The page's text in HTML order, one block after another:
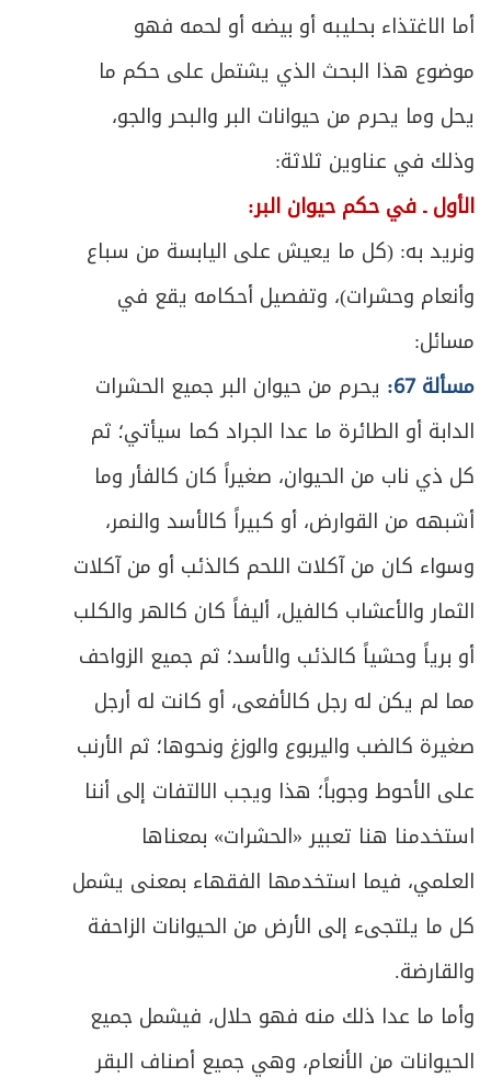
أما الاغتذاء بحليبه أو بيضه أو لحمه فهو
موضوع هذا البحث الذي يشتمل على حكم ما
يحل وما يحرم من حيوانات البر والبحر والجو،
وذلك في عناوين ثلاثة:
الأول ـ في حكم حيوان البر:
ونريد به: (كل ما يعيش على اليابسة من سباع
وأنعام وحشرات)، وتفصيل أحكامه يقع في
مسائل:
مسألة 67:
يحرم من حيوان البر جميع الحشرات
الدابة أو الطائرة ما عدا الجراد كما سيأتي؛ ثم
كل ذي ناب من الحيوان، صغيراً كان كالفأر وما
أشبهه من القوارض، أو كبيراً كالأسد والنمر،
وسواء كان من آكلات اللحم كالذئب أو من آكلات
الثمار والأعشاب كالفيل، أليفاً كان كالهر والكلب
أو برياً وحشياً كالذئب والأسد؛ ثم جميع الزواحف
مما لم يكن له رجل كالأفعى، أو كانت له أرجل
صغيرة كالضب واليربوع والوزغ ونحوها؛ ثم الأرنب
على الأحوط وجوباً؛ هذا ويجب الالتفات إلى أننا
استخدمنا هنا تعبير «الحشرات» بمعناها
العلمي، فيما استخدمها الفقهاء بمعنى يشمل
كل ما يلتجىء إلى الأرض من الحيوانات الزاحفة
والقارضة.
وأما ما عدا ذلك منه فهو حلال، فيشمل جميع
الحيوانات من الأنعام، وهي جميع أصناف البقر
162 الثاني ـ معاونة الكفار وبناء معابدهم
ص163 الثالث ـ معاونة الظلمة والعمل عندهم
ص
165 الرابع ـ الإنتاج الفكري قولاً وكتابةً وفناً
166 الخامس ـ حقل الصحافة والإعلام
ص
168 السادس ـ الأعمال التمثيلية
ص
169
172 الثامن ـ الغناء والموسيقى
ص
175 التاسع ـ الرقص
177 العاشر ـ صناعة الغذاء وعمل المطاعم
ص
179 الحادي عشر ـ أعمال الطب
ص182 الثاني عشر ـ صناعة الملابس وعرضها
183 الثالث عشر ـ صناعة التجميل
ص
184 الرابع عشر ـ الأعمال الجنسية
185
الخامس عشر ـ أعمال السحر والخفة وما
أشبهها
187
السادس عشر ـ أدوات القمار والتسلية
واليانصيب
ص
188 السابع عشر ـ أعمال الخدمات